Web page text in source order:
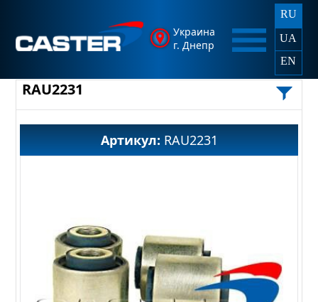
Украина
г. Днепр
RU
UA
EN
RAU2231
Артикул:RAU2231